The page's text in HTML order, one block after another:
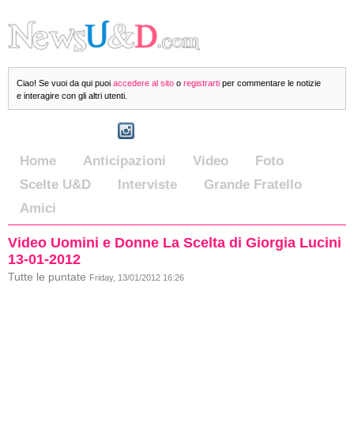
Ciao! Se vuoi da qui puoi accedere al sito o registrarti per commentare le notizie
e interagire con gli altri utenti.
Home Anticipazioni Video
Foto
Scelte U&D
Interviste
Grande Fratello
Amici
Video Uomini e Donne La Scelta di Giorgia Lucini
13-01-2012
Tutte le puntate Friday, 13/01/2012 16:26